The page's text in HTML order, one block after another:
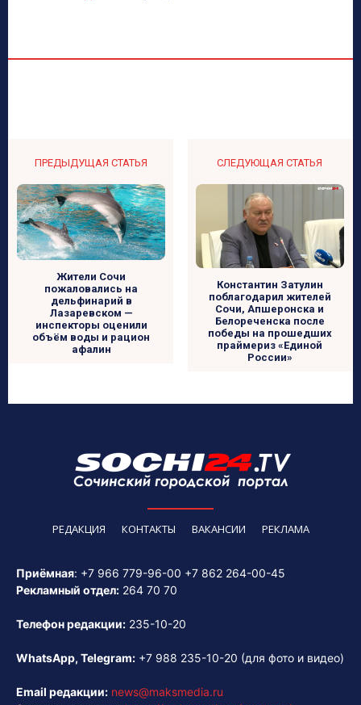
ПРЕДЫДУЩАЯ СТАТЬЯ
Жители Сочи
пожаловались на
дельфинарий в
Лазаревском —
инспекторы оценили
объём воды и рацион
афалин
СЛЕДУЮЩАЯ СТАТЬЯ
Константин Затулин
поблагодарил жителей
Сочи, Апшеронска и
Белореченска после
победы на прошедших
праймериз «Единой
России»
РЕДАКЦИЯ КОНТАКТЫ ВАКАНСИИ РЕКЛАМА
Приёмная: +7 966 779-96-00 +7 862 264-00-45
Рекламный отдел: 264 70 70
Телефон редакции: 235-10-20
WhatsApp, Telegram: +7 988 235-10-20 (для фото и видео)
Email редакции: news@maksmedia.ru